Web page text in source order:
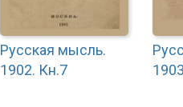
Русская мысль.
1902. Кн.7